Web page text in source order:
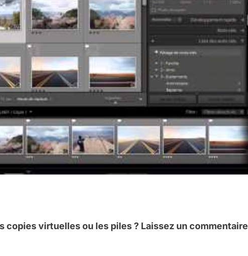
copies virtuelles ou les piles ? Laissez un commentaire